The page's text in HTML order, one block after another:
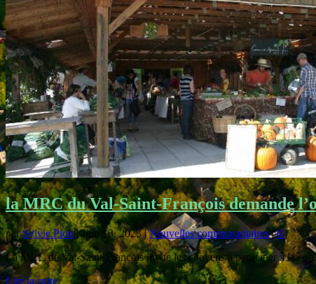
la MRC du Val-Saint-François demande
parSylvie Pion|Juin 13, 2023|Nouvelles communautaires|0 |
La MRC de Val-Saint-François invite les citoyens à participer à la
Lire la suite